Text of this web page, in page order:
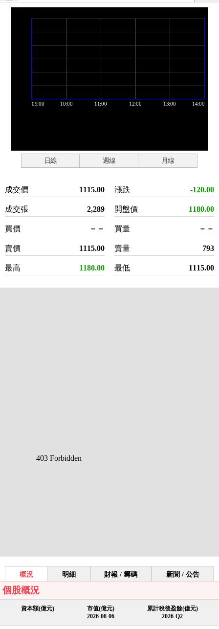
日線 週線 月線
成交價 1115.00
成交張 2,289
買價 －－
賣價 1115.00
最高 1180.00
漲跌 -120.00
開盤價 1180.00
買量 －－
賣量 793
最低 1115.00
概況 明細 財報 / 籌碼 新聞 / 公告
個股概況
資本額(億元)
市值(億元)
2026-08-06
累計稅後盈餘(億元)
2026-Q2